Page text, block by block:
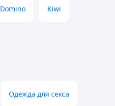
Domino Kiwi
Одежда для секса